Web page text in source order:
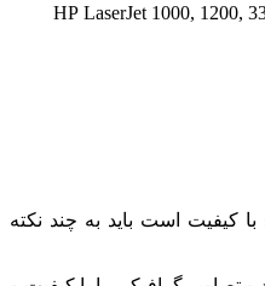
HP LaserJet 1000, 1200,
کیفیت است باید به چند نکته